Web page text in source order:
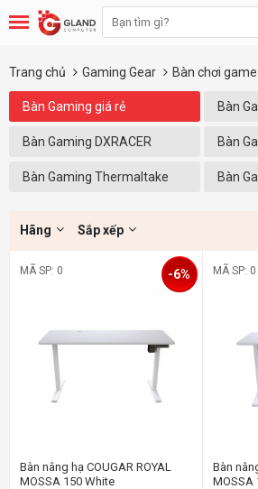
Trang chủ Gaming Gear Bàn chơi game
Bàn Gaming giá rẻ Bàn
Bàn Gaming DXRACER Bàn
Bàn Gaming Thermaltake Bàn
Hãng Sắp xếp
MÃ SP: 0
Bàn nâng hạ COUGAR ROYAL
MOSSA 150 White
-6% MÃ SP: 0
Bàn
MOSSA